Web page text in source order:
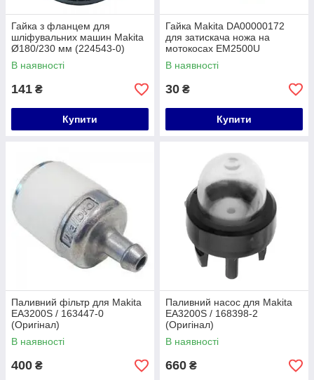
Гайка з фланцем для
шліфувальних машин Makita
Ø180/230 мм (224543-0)
В наявності
141 ₴
Купити
Гайка Makita DA00000172
для затискача ножа на
мотокосах EM2500U
В наявності
30 ₴
Купити
Паливний фільтр для Makita
EA3200S / 163447-0
(Оригінал)
В наявності
400 ₴
Паливний насос для Makita
EA3200S / 168398-2
(Оригінал)
В наявності
660 ₴